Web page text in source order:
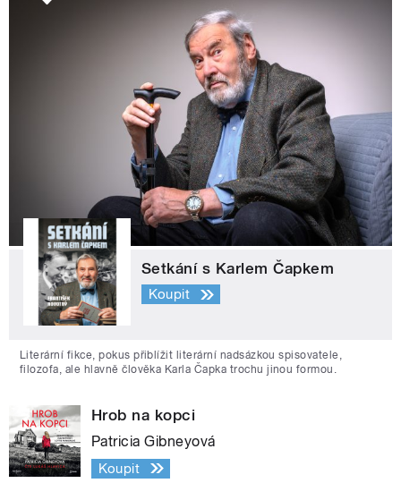
Setkání s Karlem Čapkem
Koupit
Literární fikce, pokus přiblížit literární nadsázkou spisovatele,
filozofa, ale hlavně člověka Karla Čapka trochu jinou formou.
Hrob na kopci
Patricia Gibneyová
Koupit